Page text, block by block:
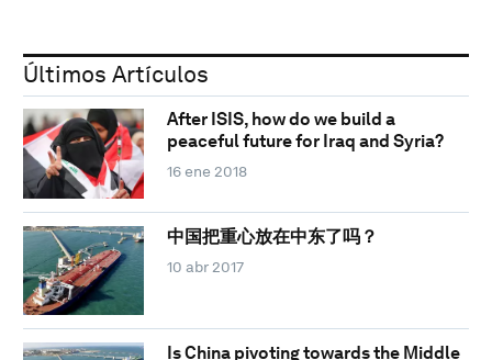
Últimos Artículos
After ISIS, how do we build a
peaceful future for Iraq and Syria?
16 ene 2018
中国把重心放在中东了吗？
10 abr 2017
Is China pivoting towards the Middle